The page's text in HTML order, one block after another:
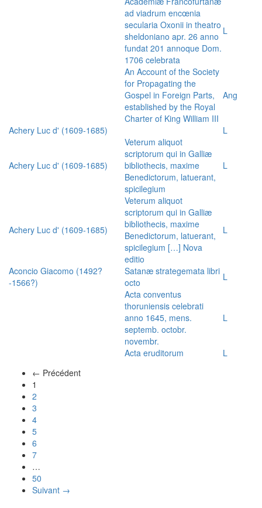
ad viadrum encœnia
secularia Oxonii in theatro
sheldoniano apr. 26 anno
fundat 201 annoque Dom.
1706 celebrata
L
An Account of the Society
for Propagating the
Gospel in Foreign Parts,
established by the Royal
Charter of King William III
Ang
Achery Luc d' (1609-1685) L
Achery Luc d' (1609-1685)
Veterum aliquot
scriptorum qui in Galliæ
bibliothecis, maxime
Benedictorum, latuerant,
spicilegium
L
Achery Luc d' (1609-1685)
Veterum aliquot
scriptorum qui in Galliæ
bibliothecis, maxime
Benedictorum, latuerant,
spicilegium […] Nova
editio
L
Aconcio Giacomo (1492?
-1566?)
Satanæ strategemata libri
octo
L
Acta conventus
thoruniensis celebrati
anno 1645, mens.
septemb. octobr.
novembr.
L
Acta eruditorum
L
← Précédent
1
2
3
4
5
6
7
…
50
Suivant →